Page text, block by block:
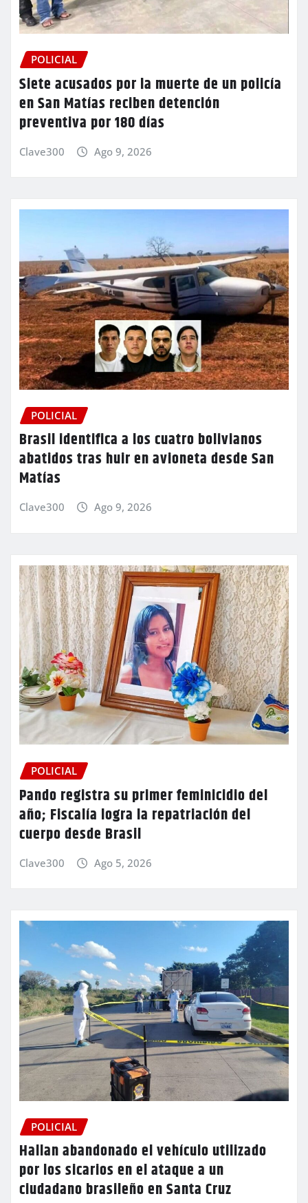
POLICIAL
Siete acusados por la muerte de un policía
en San Matías reciben detención
preventiva por 180 días
Clave300 Ago 9, 2026
POLICIAL
Brasil identifica a los cuatro bolivianos
abatidos tras huir en avioneta desde San
Matías
Clave300 Ago 9, 2026
POLICIAL
Pando registra su primer feminicidio del
año; Fiscalía logra la repatriación del
cuerpo desde Brasil
Clave300 Ago 5, 2026
POLICIAL
Hallan abandonado el vehículo utilizado
por los sicarios en el ataque a un
ciudadano brasileño en Santa Cruz